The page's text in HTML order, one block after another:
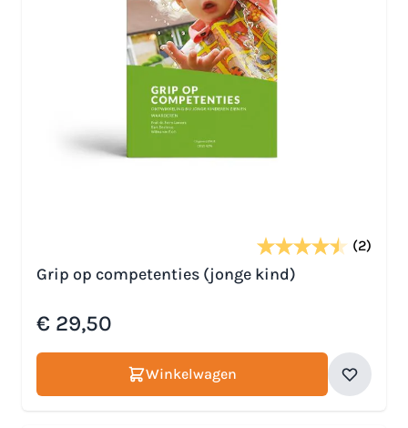
(2)
Grip op competenties (jonge kind)
€ 29,50
Winkelwagen